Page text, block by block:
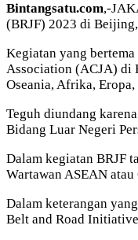
Bintangsatu.com,-
(BRJF) 2023 di
Kegiatan yang
Association (ACJA) di
Oseania, Afrika,
Teguh diundang
Bidang Luar Negeri
Dalam kegiatan BRJF
Wartawan ASEAN
Dalam keterangan
Belt and Road